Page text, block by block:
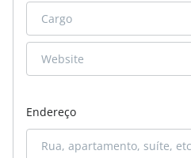
Endereço